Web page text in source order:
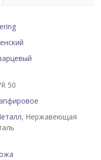
50
, Нержавеющая